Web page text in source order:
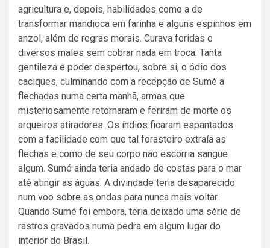
agricultura e, depois, habilidades como a de
transformar mandioca em farinha e alguns espinhos em
anzol, além de regras morais. Curava feridas e
diversos males sem cobrar nada em troca. Tanta
gentileza e poder despertou, sobre si, o ódio dos
caciques, culminando com a recepção de Sumé a
flechadas numa certa manhã, armas que
misteriosamente retornaram e feriram de morte os
arqueiros atiradores. Os índios ficaram espantados
com a facilidade com que tal forasteiro extraía as
flechas e como de seu corpo não escorria sangue
algum. Sumé ainda teria andado de costas para o mar
até atingir as águas. A divindade teria desaparecido
num voo sobre as ondas para nunca mais voltar.
Quando Sumé foi embora, teria deixado uma série de
rastros gravados numa pedra em algum lugar do
interior do Brasil.